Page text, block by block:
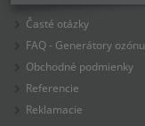
Časté otázky
FAQ - Generátory ozónu
Obchodné podmienky
Referencie
Reklamacie